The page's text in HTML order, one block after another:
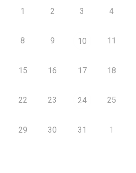
1 2 3 4
8 9 10 11
15 16 17 18
22 23 24 25
29 30 31 1